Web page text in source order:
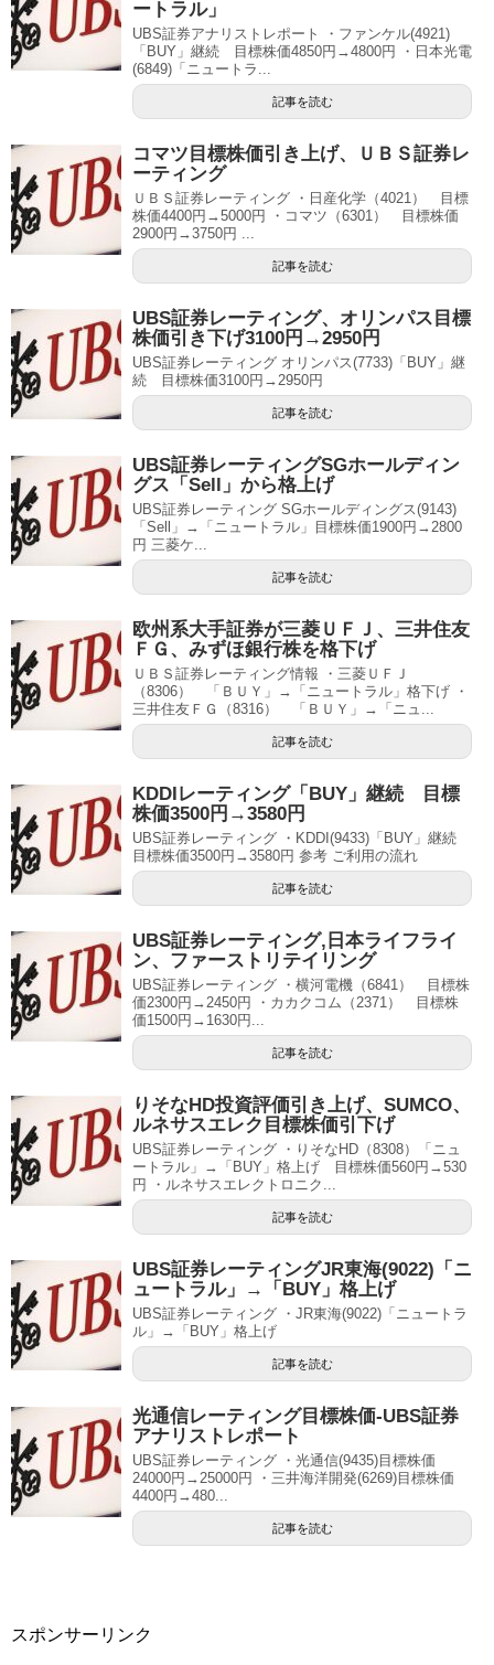
ートラル」
UBS証券アナリストレポート ・ファンケル(4921)
「BUY」継続 目標株価4850円→4800円 ・日本光電
(6849)「ニュートラ...
記事を読む
コマツ目標株価引き上げ、ＵＢＳ証券レ
ーティング
ＵＢＳ証券レーティング ・日産化学（4021） 目標
株価4400円→5000円 ・コマツ（6301） 目標株価
2900円→3750円 ...
記事を読む
UBS証券レーティング、オリンパス目標
株価引き下げ3100円→2950円
UBS証券レーティング オリンパス(7733)「BUY」継
続 目標株価3100円→2950円
記事を読む
UBS証券レーティングSGホールディン
グス「Sell」から格上げ
UBS証券レーティング SGホールディングス(9143)
「Sell」→「ニュートラル」目標株価1900円→2800
円 三菱ケ...
記事を読む
欧州系大手証券が三菱ＵＦＪ、三井住友
ＦＧ、みずほ銀行株を格下げ
ＵＢＳ証券レーティング情報 ・三菱ＵＦＪ
（8306） 「ＢＵＹ」→「ニュートラル」格下げ ・
三井住友ＦＧ（8316） 「ＢＵＹ」→「ニュ...
記事を読む
KDDIレーティング「BUY」継続 目標
株価3500円→3580円
UBS証券レーティング ・KDDI(9433)「BUY」継続
目標株価3500円→3580円 参考 ご利用の流れ
記事を読む
UBS証券レーティング,日本ライフライ
ン、ファーストリテイリング
UBS証券レーティング ・横河電機（6841） 目標株
価2300円→2450円 ・カカクコム（2371） 目標株
価1500円→1630円...
記事を読む
りそなHD投資評価引き上げ、SUMCO、
ルネサスエレク目標株価引下げ
UBS証券レーティング ・りそなHD（8308）「ニュ
ートラル」→「BUY」格上げ 目標株価560円→530
円 ・ルネサスエレクトロニク...
記事を読む
UBS証券レーティングJR東海(9022)「ニ
ュートラル」→「BUY」格上げ
UBS証券レーティング ・JR東海(9022)「ニュートラ
ル」→「BUY」格上げ
記事を読む
光通信レーティング目標株価-UBS証券
アナリストレポート
UBS証券レーティング ・光通信(9435)目標株価
24000円→25000円 ・三井海洋開発(6269)目標株価
4400円→480...
記事を読む
スポンサーリンク